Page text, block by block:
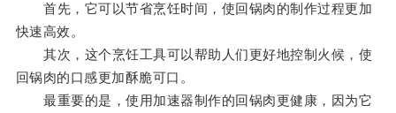
首先，它可以节省烹饪时间，使回锅肉的制作过程更加
快速高效。
其次，这个烹饪工具可以帮助人们更好地控制火候，使
回锅肉的口感更加酥脆可口。
最重要的是，使用加速器制作的回锅肉更健康，因为它